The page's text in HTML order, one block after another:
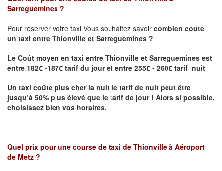
Sarreguemines ?
Pour réserver votre taxi Vous souhaitez savoir combien coute
un taxi entre Thionville et Sarreguemines ?
Le Coût moyen en taxi entre Thionville et Sarreguemines est
entre 182€ -187€ tarif du jour et entre 255€ - 260€ tarif nuit
Un taxi coûte plus cher la nuit le tarif de nuit peut être
jusqu’à 50% plus élevé que le tarif de jour ! Alors si possible,
choisissez bien vos horaires.
Quel prix pour une course de taxi de Thionville à Aéroport
de Metz ?